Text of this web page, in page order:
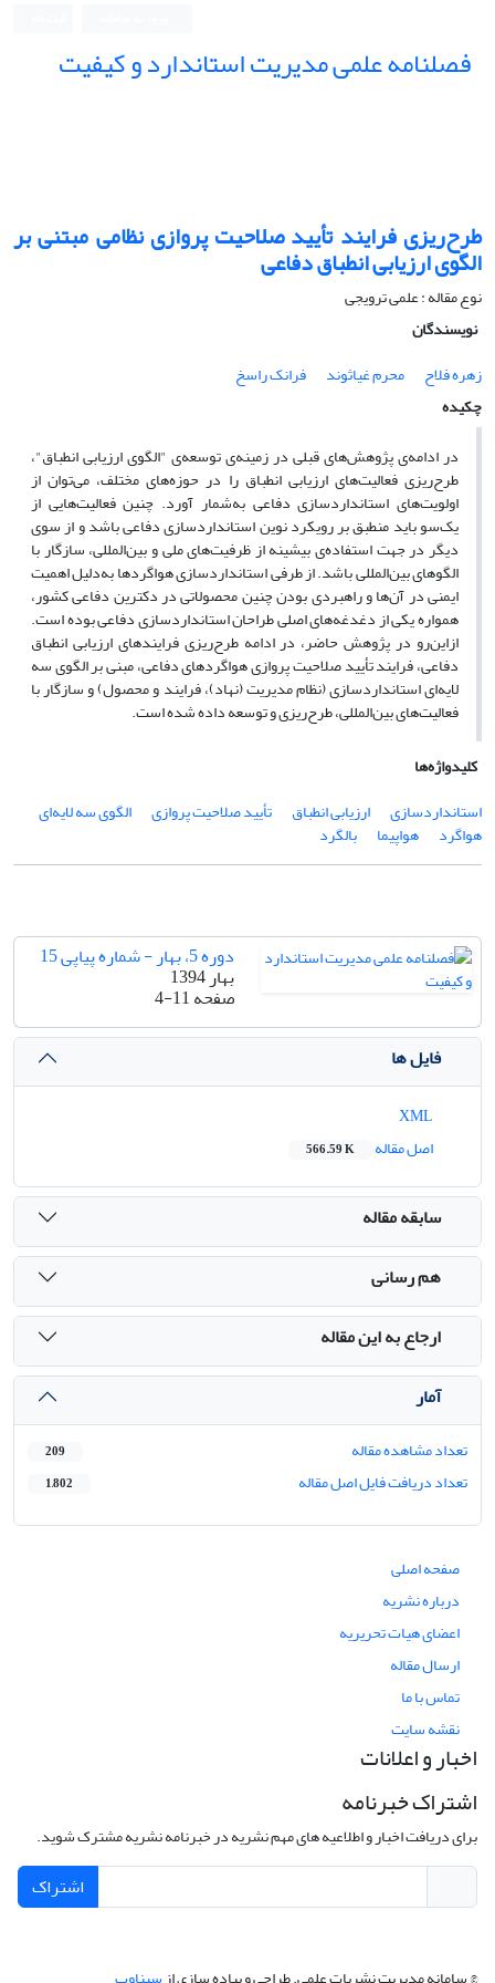
فصلنامه علمی مدیریت استاندارد و کیفیت
طرح‌ریزی فرایند تأیید صلاحیت پروازی نظامی مبتنی بر
الگوی ارزیابی انطباق دفاعی
نوع مقاله : علمی ترویجی
نویسندگان
زهره فلاح
محرم غیاثوند
فرانک راسخ
چکیده
در ادامه‌ی پژوهش‌های قبلی در زمینه‌ی توسعه‌ی "الگوی ارزیابی انطباق"،
طرح‌ریزی فعالیت‌های ارزیابی انطباق را در حوزه‌های مختلف، می‌توان از
اولویت‌های استانداردسازی دفاعی به‌شمار آورد. چنین فعالیت‌هایی از
یک‌سو باید منطبق بر رویکرد نوین استانداردسازی دفاعی باشد و از سوی
دیگر در جهت استفاده‌ی بیشینه از ظرفیت‌های ملی و بین‌المللی، سازگار با
الگوهای بین‌المللی باشد. از طرفی استانداردسازی هواگردها به‌دلیل اهمیت
ایمنی در آن‌ها و راهبردی بودن چنین محصولاتی در دکترین دفاعی کشور،
همواره یکی از دغدغه‌های اصلی طراحان استانداردسازی دفاعی بوده است.
از‌این‌رو در پژوهش حاضر، در ادامه طرح‌ریزی فرایندهای ارزیابی انطباق
دفاعی، فرایند تأیید صلاحیت پروازی هواگردهای دفاعی، مبنی بر الگوی سه
لایه‌ای استانداردسازی (نظام مدیریت (نهاد)، فرایند و محصول) و سازگار با
فعالیت‌های بین‌المللی، طرح‌ریزی و توسعه داده شده است.
کلیدواژه‌ها
استانداردسازی
ارزیابی انطباق تأیید صلاحیت پروازی الگوی سه لایه‌ای
هواگرد هواپیما بالگرد
دوره 5، بهار - شماره پیاپی 15
بهار 1394
صفحه4-11
فایل ها
اصل مقاله
566.59 K
سابقه مقاله
هم رسانی
ارجاع به این مقاله
آمار
تعداد مشاهده مقاله 209
تعداد دریافت فایل اصل مقاله 1,802
صفحه اصلی
درباره نشریه
اعضای هیات تحریریه
ارسال مقاله
تماس با ما
نقشه سایت
اخبار و اعلانات
اشتراک خبرنامه
برای دریافت اخبار و اطلاعیه های مهم نشریه در خبرنامه نشریه مشترک شوید.
اشتراک